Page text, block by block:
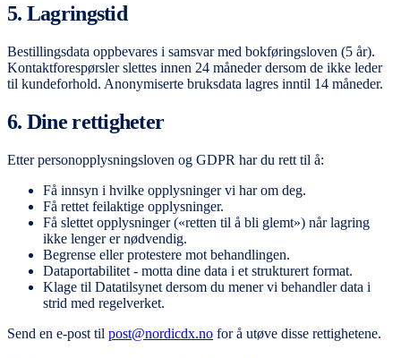
5. Lagringstid
Bestillingsdata oppbevares i samsvar med bokføringsloven (5 år).
Kontaktforespørsler slettes innen 24 måneder dersom de ikke leder
til kundeforhold. Anonymiserte bruksdata lagres inntil 14 måneder.
6. Dine rettigheter
Etter personopplysningsloven og GDPR har du rett til å:
Få innsyn i hvilke opplysninger vi har om deg.
Få rettet feilaktige opplysninger.
Få slettet opplysninger («retten til å bli glemt») når lagring
ikke lenger er nødvendig.
Begrense eller protestere mot behandlingen.
Dataportabilitet - motta dine data i et strukturert format.
Klage til Datatilsynet dersom du mener vi behandler data i
strid med regelverket.
Send en e-post til post@nordicdx.no for å utøve disse rettighetene.